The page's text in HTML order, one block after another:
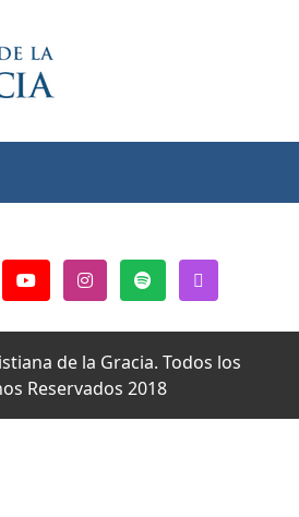
de la Gracia. Todos los
Reservados 2018